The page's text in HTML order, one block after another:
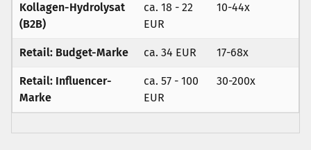
Kollagen-Hydrolysat
(B2B)
ca. 18 - 22
EUR
10-44x
Retail: Budget-Marke ca. 34 EUR 17-68x
Retail: Influencer-
Marke
ca. 57 - 100
EUR
30-200x